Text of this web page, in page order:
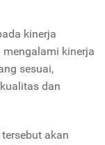
kinerja
kinerja
sesuai,
dan
akan